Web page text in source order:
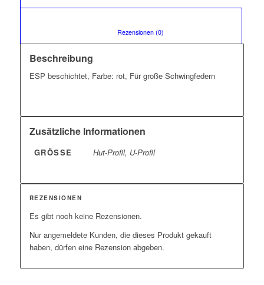
Beschreibung
ESP beschichtet, Farbe: rot, Für große Schwingfedern
Zusätzliche Informationen
GRÖSSE Hut-Profil, U-Profil
REZENSIONEN
Es gibt noch keine Rezensionen.
Nur angemeldete Kunden, die dieses Produkt gekauft
haben, dürfen eine Rezension abgeben.